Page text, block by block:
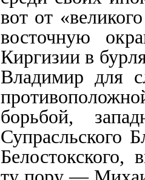
вот от
восточную
Киргизии в
Владимир для
борьбой,
Супрасльского
Белостокского,